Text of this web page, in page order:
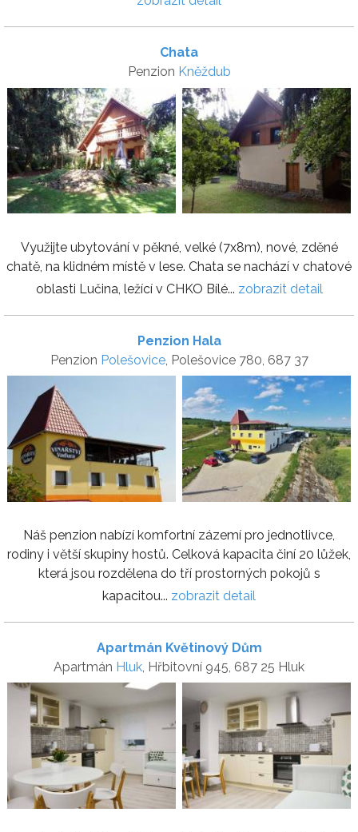
Chata
Penzion Kněždub
Využijte ubytování v pěkné, velké (7x8m), nové, zděné
chatě, na klidném místě v lese. Chata se nachází v chatové
oblasti Lučina, ležící v CHKO Bílé... zobrazit detail
Penzion Hala
Penzion Polešovice, Polešovice 780, 687 37
Náš penzion nabízí komfortní zázemí pro jednotlivce,
rodiny i větší skupiny hostů. Celková kapacita činí 20 lůžek,
která jsou rozdělena do tří prostorných pokojů s
kapacitou... zobrazit detail
Apartmán Květinový Dům
Apartmán Hluk , Hřbitovní 945, 687 25 Hluk